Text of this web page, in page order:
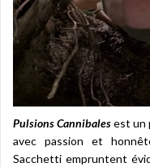
Pulsions Cannibalesest un
avec passion et
Sacchetti empruntent